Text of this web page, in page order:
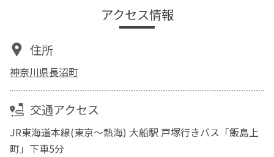
アクセス情報
住所
神奈川県長沼町
交通アクセス
JR東海道本線(東京～熱海) 大船駅 戸塚行きバス「飯島上
町」下車5分